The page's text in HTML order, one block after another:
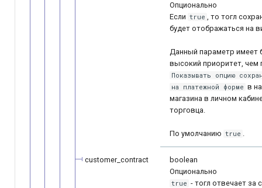
Опционально
Если true , то тогл
будет отображаться на
Данный параметр имеет
высокий приоритет, чем
Показывать опцию
на платежной форме в
магазина в личном
торговца.
По умолчанию true .
customer_contract
boolean
Опционально
true - тогл отвечает за